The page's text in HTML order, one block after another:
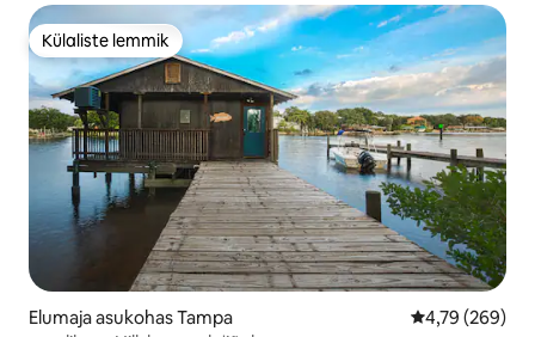
Külaliste lemmik
Külaliste lemmik
Elumaja asukohas Tampa Keskmine
4,79 (269)